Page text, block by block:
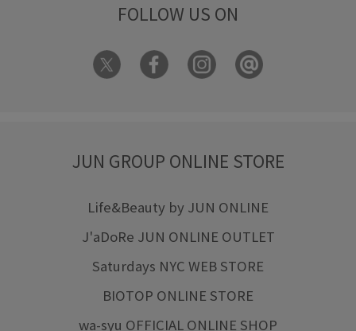
FOLLOW US ON
JUN GROUP ONLINE STORE
Life&Beauty by JUN ONLINE
J'aDoRe JUN ONLINE OUTLET
Saturdays NYC WEB STORE
BIOTOP ONLINE STORE
wa-syu OFFICIAL ONLINE SHOP